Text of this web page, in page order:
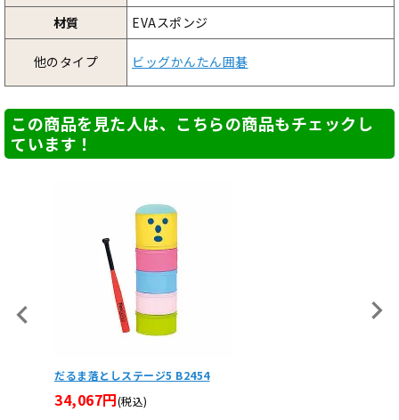
材質
EVAスポンジ
他のタイプ ビッグかんたん囲碁
この商品を見た人は、こちらの商品もチェックし
ています！
だるま落としステージ5 B2454
34,067円(税込)